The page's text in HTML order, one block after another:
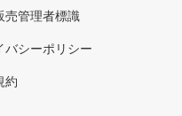
売管理者標識
バシーポリシー
約